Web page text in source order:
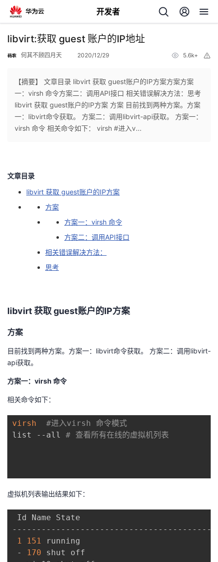
开发者
返
个
发
客
论
坛
的
圈
我
的
播
我
活
动
的
关
我
的
者
学
堂
我
支
持
libvirt:获取 guest 账户的IP地址
何其不顾四月天 2020/12/29 5.6k+
【摘要】 文章目录 libvirt 获取 guest账户的IP方案方案方案
一：virsh 命令方案二：调用API接口 相关错误解决方法：思考
libvirt 获取 guest账户的IP方案 方案 目前找到两种方案。方案
一：libvirt命令获取。 方案二：调用libvirt-api获取。 方案一：
virsh 命令 相关命令如下： virsh #进入v...
文章目录
libvirt 获取 guest账户的IP方案
方案
方案一：virsh 命令
方案二：调用API接口
相关错误解决方法：
思考
libvirt 获取 guest账户的IP方案
方案
目前找到两种方案。方案一：libvirt命令获取。 方案二：调用libvirt-
api获取。
方案一：virsh 命令
相关命令如下：
virsh
#进入virsh 命令模式
list --all # 查看所有在线的虚拟机列表
虚拟机列表输出结果如下：
Id Name State
1
151 running
-
170 shut off